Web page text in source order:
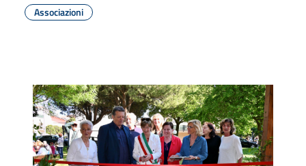
Associazioni